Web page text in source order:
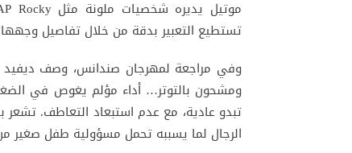
تستطيع التعبير بدقة من خلال تفاصيل
وفي مراجعة لمهرجان صندانس، وصف
ومشحون بالتوتر… أداء مؤلم يغوص في
تبدو عادية، مع عدم استبعاد التعاطف.
الرجال لما يسببه تحمل مسؤولية طفل صغير